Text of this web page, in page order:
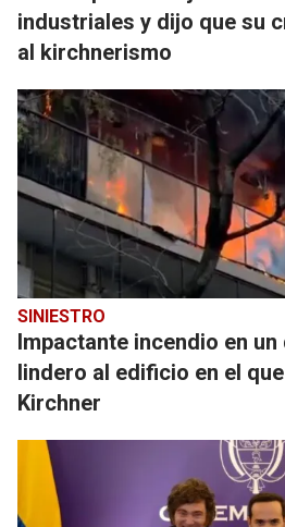
industriales y dijo que su
al kirchnerismo
SINIESTRO
Impactante incendio en
lindero al edificio en el
Kirchner